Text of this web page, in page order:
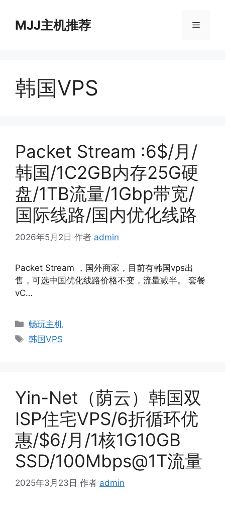
MJJ主机推荐 菜
韩国VPS
Packet Stream :6$/月/
韩国/1C2GB内存25G硬
盘/1TB流量/1Gbp带宽/
国际线路/国内优化线路
2026年5月2日 作者 admin
Packet Stream ，国外商家，目前有韩国vps出
售，可选中国优化线路价格不变，流量减半。 套餐
vC…
分
类
畅玩主机
标
韩国VPS
Yin-Net（荫云）韩国双
ISP住宅VPS/6折循环优
惠/$6/月/1核1G10GB
SSD/100Mbps@1T流量
2025年3月23日 作者 admin